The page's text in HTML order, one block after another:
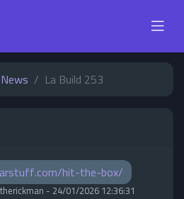
News La Build 253
hit-the-box/
therickman - 24/01/2026 12:36:31